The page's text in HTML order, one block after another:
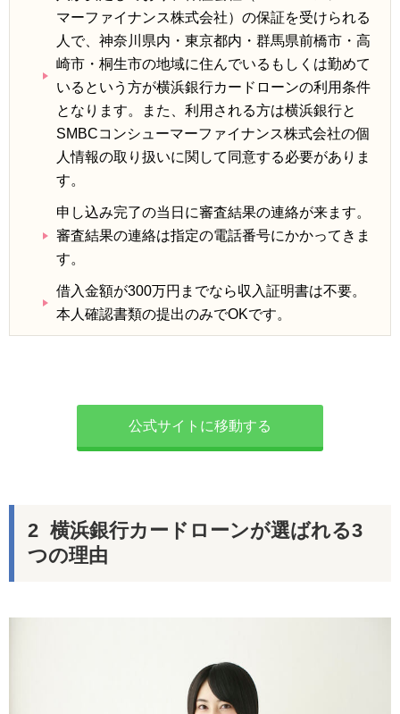
マーファイナンス株式会社）の保証を受けられる
人で、神奈川県内・東京都内・群馬県前橋市・高
崎市・桐生市の地域に住んでいるもしくは勤めて
いるという方が横浜銀行カードローンの利用条件
となります。また、利用される方は横浜銀行と
SMBCコンシューマーファイナンス株式会社の個
人情報の取り扱いに関して同意する必要がありま
す。
申し込み完了の当日に審査結果の連絡が来ます。
審査結果の連絡は指定の電話番号にかかってきま
す。
借入金額が300万円までなら収入証明書は不要。
本人確認書類の提出のみでOKです。
公式サイトに移動する
横浜銀行カードローンが選ばれる3
つの理由